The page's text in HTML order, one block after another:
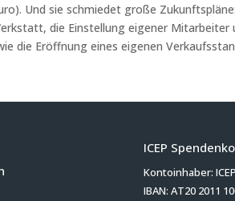
Und sie schmiedet große
die Einstellung eigener Mitarbeiter
die Eröffnung eines eigenen
ICEP
Kontoinhaber:
IBAN: AT20 2011